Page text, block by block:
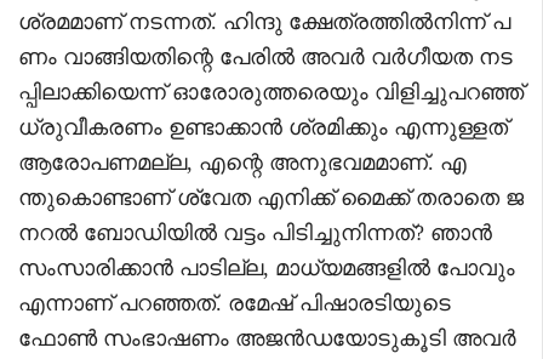
ശ്രമമാണ് നടന്നത്. ഹിന്ദു ക്ഷേത്രത്തിൽനിന്ന് പ
ണം വാങ്ങിയതിന്റെ പേരിൽ അവർ വർഗീയത നട
പ്പിലാക്കിയെന്ന് ഓരോരുത്തരെയും വിളിച്ചുപറഞ്ഞ്
ധ്രുവീകരണം ഉണ്ടാക്കാൻ ശ്രമിക്കും എന്നുള്ളത്
ആരോപണമല്ല, എന്റെ അനുഭവമമാണ്. എ
ന്തുകൊണ്ടാണ് ശ്വേത എനിക്ക് മൈക്ക് തരാതെ ജ
നറൽ ബോഡിയിൽ വട്ടം പിടിച്ചുനിന്നത്? ഞാൻ
സംസാരിക്കാൻ പാടില്ല, മാധ്യമങ്ങളിൽ പോവും
എന്നാണ് പറഞ്ഞത്. രമേഷ് പിഷാരടിയുടെ
ഫോൺ സംഭാഷണം അജൻഡയോടുകൂടി അവർ